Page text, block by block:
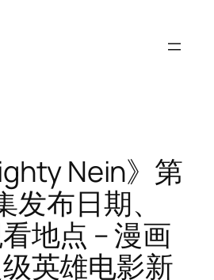
Nein》第
发布日期、
地点 – 漫画
英雄电影新